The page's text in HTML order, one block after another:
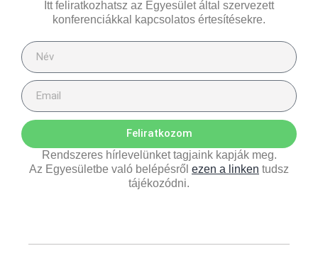
Itt feliratkozhatsz az Egyesület által szervezett
konferenciákkal kapcsolatos értesítésekre.
Feliratkozom
Rendszeres hírlevelünket tagjaink kapják meg.
Az Egyesületbe való belépésről ezen a linken tudsz
tájékozódni.